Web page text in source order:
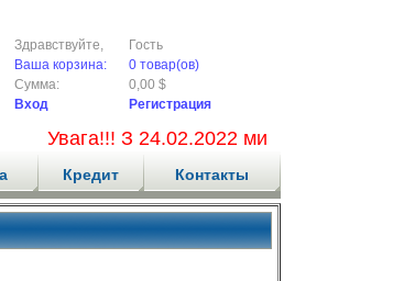
Здравствуйте,
Гость
Ваша корзина:
0 товар(ов)
Сумма:
0,00 $
Вход
Регистрация
Увага!!! З 24.02.2022 ми не
Кредит Контакты